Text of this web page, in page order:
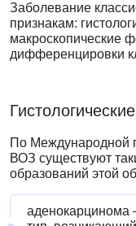
Заболевание
признакам:
макроскопические
дифференцировки
По Международной
ВОЗ существуют
образований этой
аденокарцинома